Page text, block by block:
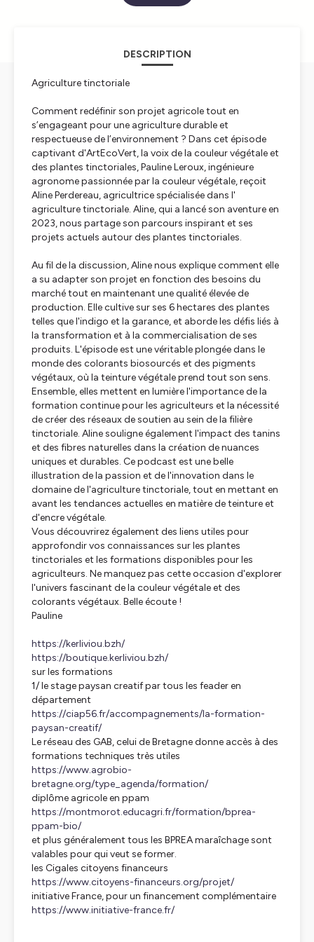
DESCRIPTION
Agriculture tinctoriale
Comment redéfinir son projet agricole tout en
s’engageant pour une agriculture durable et
respectueuse de l’environnement ? Dans cet épisode
captivant d'ArtEcoVert, la voix de la couleur végétale et
des plantes tinctoriales, Pauline Leroux, ingénieure
agronome passionnée par la couleur végétale, reçoit
Aline Perdereau, agricultrice spécialisée dans l'
agriculture tinctoriale. Aline, qui a lancé son aventure en
2023, nous partage son parcours inspirant et ses
projets actuels autour des plantes tinctoriales.
Au fil de la discussion, Aline nous explique comment elle
a su adapter son projet en fonction des besoins du
marché tout en maintenant une qualité élevée de
production. Elle cultive sur ses 6 hectares des plantes
telles que l'indigo et la garance, et aborde les défis liés à
la transformation et à la commercialisation de ses
produits. L'épisode est une véritable plongée dans le
monde des colorants biosourcés et des pigments
végétaux, où la teinture végétale prend tout son sens.
Ensemble, elles mettent en lumière l'importance de la
formation continue pour les agriculteurs et la nécessité
de créer des réseaux de soutien au sein de la filière
tinctoriale. Aline souligne également l'impact des tanins
et des fibres naturelles dans la création de nuances
uniques et durables. Ce podcast est une belle
illustration de la passion et de l'innovation dans le
domaine de l'agriculture tinctoriale, tout en mettant en
avant les tendances actuelles en matière de teinture et
d'encre végétale.
Vous découvrirez également des liens utiles pour
approfondir vos connaissances sur les plantes
tinctoriales et les formations disponibles pour les
agriculteurs. Ne manquez pas cette occasion d'explorer
l'univers fascinant de la couleur végétale et des
colorants végétaux. Belle écoute !
Pauline
https://kerliviou.bzh/
https://boutique.kerliviou.bzh/
sur les formations
1/ le stage paysan creatif par tous les feader en
département
https://ciap56.fr/accompagnements/la-formation-
paysan-creatif/
Le réseau des GAB, celui de Bretagne donne accès à des
formations techniques très utiles
https://www.agrobio-
bretagne.org/type_agenda/formation/
diplôme agricole en ppam
https://montmorot.educagri.fr/formation/bprea-
ppam-bio/
et plus généralement tous les BPREA maraîchage sont
valables pour qui veut se former.
les Cigales citoyens financeurs
https://www.citoyens-financeurs.org/projet/
initiative France, pour un financement complémentaire
https://www.initiative-france.fr/